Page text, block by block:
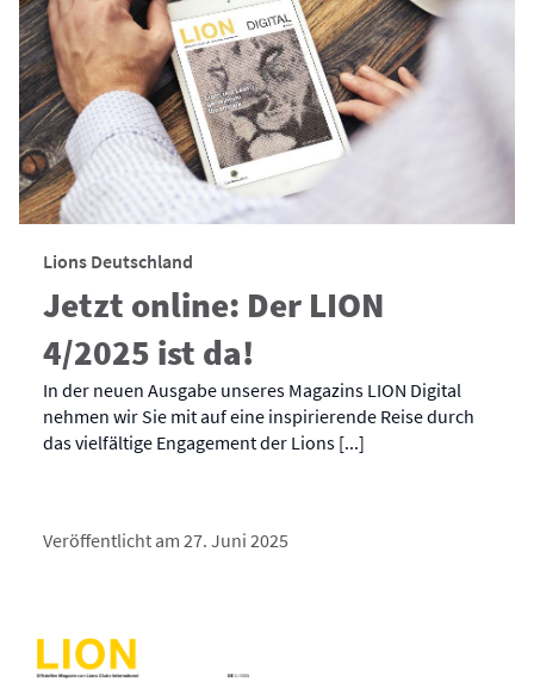
Lions Deutschland
Jetzt online: Der LION
4/2025 ist da!
In der neuen Ausgabe unseres Magazins LION Digital
nehmen wir Sie mit auf eine inspirierende Reise durch
das vielfältige Engagement der Lions [...]
Veröffentlicht am 27. Juni 2025